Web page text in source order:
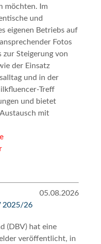
möchten. Im
und
eigenen Betriebs auf
Fotos
zur Steigerung von
der Einsatz
und in der
Treff
und bietet
mit
05.08.2026
2025/26
(DBV) hat eine
veröffentlicht, in